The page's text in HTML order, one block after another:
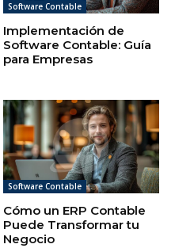
Software Contable
Implementación de
Software Contable: Guía
para Empresas
Software Contable
Cómo un ERP Contable
Puede Transformar tu
Negocio